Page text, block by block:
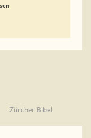
Zürcher Bibel